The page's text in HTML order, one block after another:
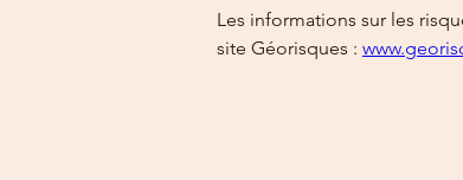
Les informations sur les
site Géorisques :